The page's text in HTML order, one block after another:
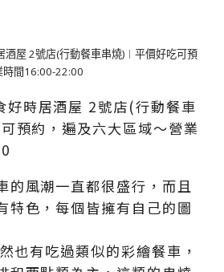
的風潮一直都很盛行，而且
特色，每個皆擁有自己的圖
也有吃過類似的彩繪餐車，